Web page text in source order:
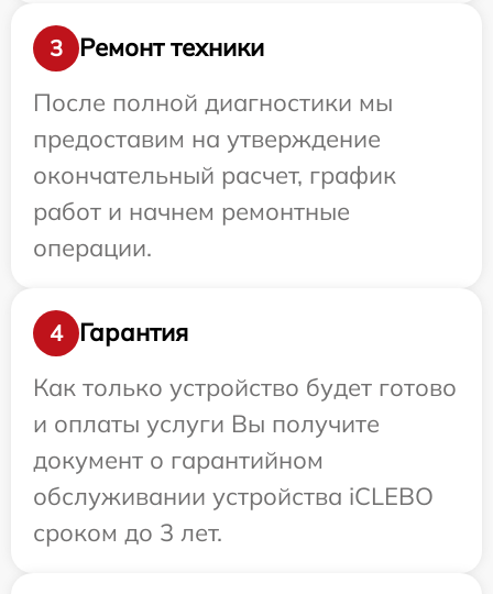
3
Ремонт техники
После полной диагностики мы
предоставим на утверждение
окончательный расчет, график
работ и начнем ремонтные
операции.
4
Гарантия
Как только устройство будет готово
и оплаты услуги Вы получите
документ о гарантийном
обслуживании устройства iCLEBO
сроком до 3 лет.